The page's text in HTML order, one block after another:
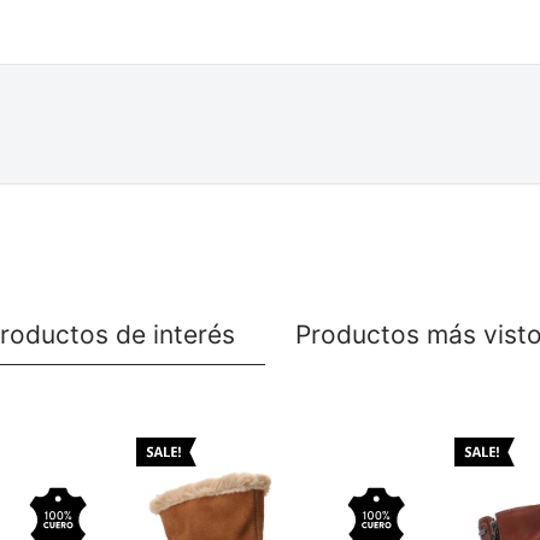
de interés Productos más